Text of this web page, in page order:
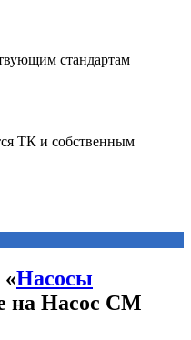
Насосы
на Насос СМ